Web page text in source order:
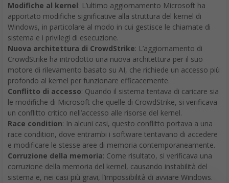
Modifiche al kernel: L’ultimo aggiornamento Microsoft ha
apportato modifiche significative alla struttura del kernel di
Windows, in particolare al modo in cui gestisce le chiamate di
sistema e i privilegi di esecuzione.
Nuova architettura di CrowdStrike: L’aggiornamento di
CrowdStrike ha introdotto una nuova architettura per il suo
motore di rilevamento basato su AI, che richiede un accesso più
profondo al kernel per funzionare efficacemente.
Conflitto di accesso: Quando il sistema tentava di caricare sia
le modifiche di Microsoft che quelle di CrowdStrike, si verificava
un conflitto critico nell’accesso alle risorse del kernel.
Race condition: In alcuni casi, questo conflitto portava a una
race condition, dove entrambi i software tentavano di accedere
e modificare le stesse aree di memoria contemporaneamente.
Corruzione della memoria: Come risultato, si verificava una
corruzione della memoria del kernel, causando instabilità del
sistema e, nei casi più gravi, l’impossibilità di avviare Windows.